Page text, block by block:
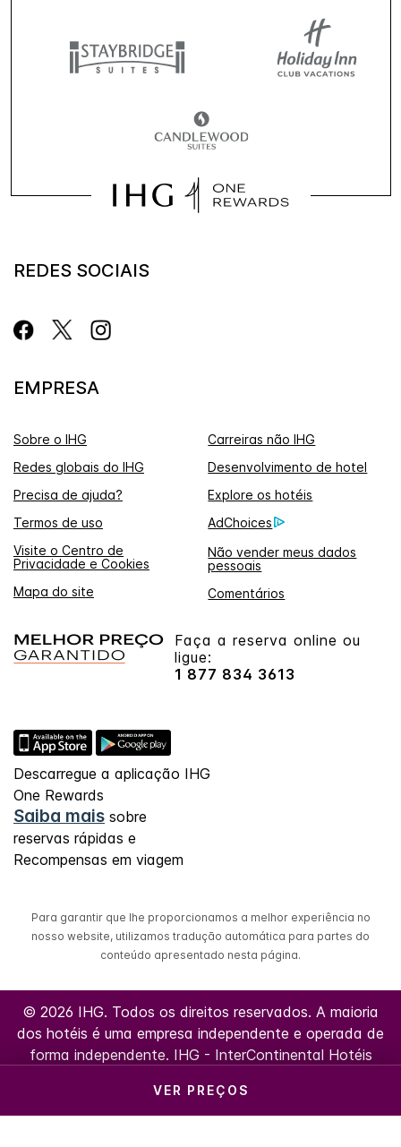
VER PREÇOS
REDES SOCIAIS
EMPRESA
Sobre o IHG
Carreiras não IHG
Redes globais do IHG
Desenvolvimento de hotel
Precisa de ajuda?
Explore os hotéis
Termos de uso
AdChoices
Visite o Centro de
Privacidade e Cookies
Não vender meus dados
pessoais
Mapa do site
Comentários
Faça a reserva online ou
ligue:
1 877 834 3613
Descarregue a aplicação IHG
One Rewards
Saiba mais sobre
reservas rápidas e
Recompensas em viagem
Para garantir que lhe proporcionamos a melhor experiência no
nosso website, utilizamos tradução automática para partes do
conteúdo apresentado nesta página.
© 2026 IHG. Todos os direitos reservados. A maioria
dos hotéis é uma empresa independente e operada de
forma independente. IHG - InterContinental Hotéis